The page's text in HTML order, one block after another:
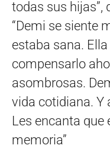
todas sus hijas”,
“Demi se siente
estaba sana.
compensarlo
asombrosas.
vida cotidiana. Y
Les encanta que
memoria”